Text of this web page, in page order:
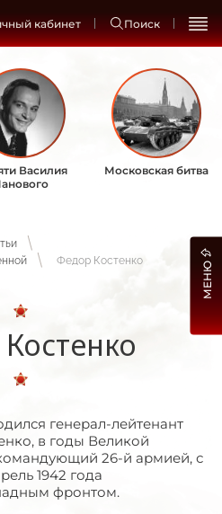
кабинет Поиск
Василия
Московская битва
Федор Костенко
генерал-лейтенант
в годы Великой
26-й армией, с
1942 года
фронтом.
МЕНЮ